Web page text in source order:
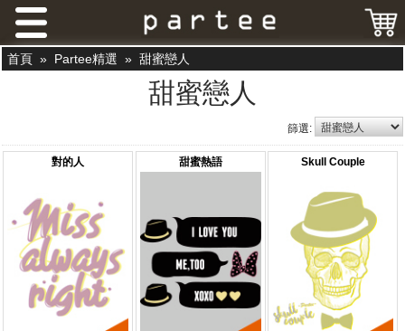
首頁 » Partee精選 » 甜蜜戀人
甜蜜戀人
篩選:
對的人 甜蜜熱語 Skull Couple